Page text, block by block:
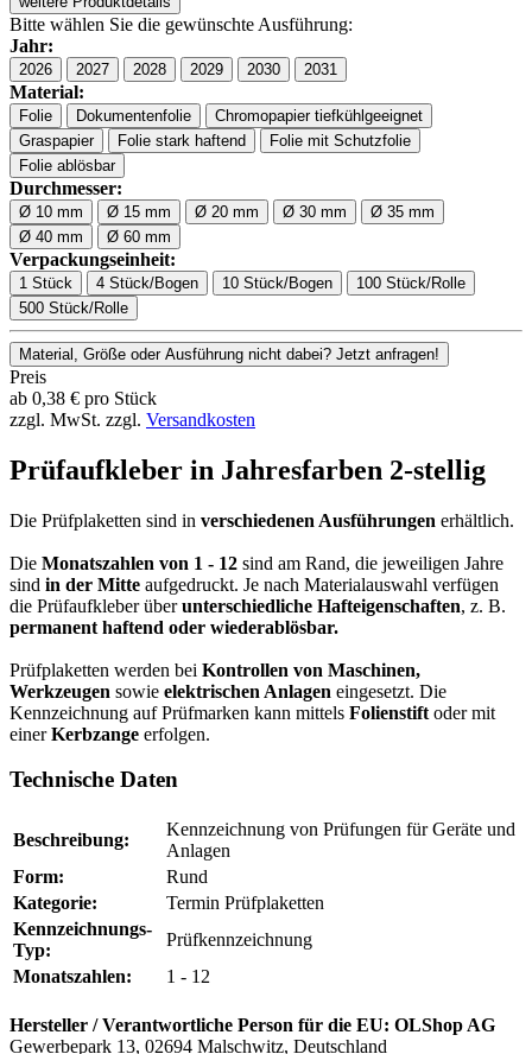
Bitte wählen Sie die gewünschte Ausführung:
Jahr:
2026 2027 2028 2029 2030 2031
Material:
Folie Dokumentenfolie
Chromopapier tiefkühlgeeignet
Graspapier
Folie stark haftend
Folie mit Schutzfolie
Folie ablösbar
Durchmesser:
Ø 10 mm Ø 15 mm Ø 20 mm Ø 30 mm
Ø 35 mm
Ø 40 mm
Ø 60 mm
Verpackungseinheit:
1 Stück 4 Stück/Bogen 10 Stück/Bogen
100 Stück/Rolle
500 Stück/Rolle
Material, Größe oder Ausführung nicht dabei? Jetzt anfragen!
Preis
ab 0,38 € pro Stück
zzgl. MwSt. zzgl. Versandkosten
Prüfaufkleber in Jahresfarben 2-stellig
Die Prüfplaketten sind in verschiedenen Ausführungen erhältlich.
Die Monatszahlen von 1 - 12 sind am Rand, die jeweiligen Jahre
sind in der Mitte aufgedruckt. Je nach Materialauswahl verfügen
die Prüfaufkleber überunterschiedliche Hafteigenschaften, z. B.
permanent haftend oder wiederablösbar.
Prüfplaketten werden bei Kontrollen von Maschinen,
Werkzeugen sowie elektrischen Anlagen eingesetzt. Die
Kennzeichnung auf Prüfmarken kann mittels Folienstift oder mit
einerKerbzange erfolgen.
Technische Daten
Beschreibung:
Kennzeichnung von Prüfungen für Geräte und
Anlagen
Form:
Rund
Kategorie:
Termin Prüfplaketten
Kennzeichnungs-
Typ:
Prüfkennzeichnung
Monatszahlen:
1 - 12
Hersteller / Verantwortliche Person für die EU: OLShop AG
Gewerbepark 13, 02694 Malschwitz, Deutschland